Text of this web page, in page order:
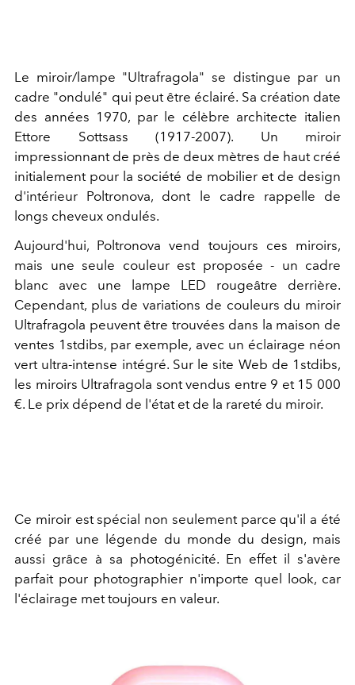
Le miroir/lampe "Ultrafragola" se distingue par un
cadre "ondulé" qui peut être éclairé. Sa création date
des années 1970, par le célèbre architecte italien
Ettore Sottsass (1917-2007). Un miroir
impressionnant de près de deux mètres de haut créé
initialement pour la société de mobilier et de design
d'intérieur Poltronova, dont le cadre rappelle de
longs cheveux ondulés.
Aujourd'hui, Poltronova vend toujours ces miroirs,
mais une seule couleur est proposée - un cadre
blanc avec une lampe LED rougeâtre derrière.
Cependant, plus de variations de couleurs du miroir
Ultrafragola peuvent être trouvées dans la maison de
ventes 1stdibs, par exemple, avec un éclairage néon
vert ultra-intense intégré. Sur le site Web de 1stdibs,
les miroirs Ultrafragola sont vendus entre 9 et 15 000
€. Le prix dépend de l'état et de la rareté du miroir.
Ce miroir est spécial non seulement parce qu'il a été
créé par une légende du monde du design, mais
aussi grâce à sa photogénicité. En effet il s'avère
parfait pour photographier n'importe quel look, car
l'éclairage met toujours en valeur.